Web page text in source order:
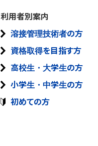
利用者別案内
溶接管理技術者の方
資格取得を目指す方
高校生・大学生の方
小学生・中学生の方
初めての方